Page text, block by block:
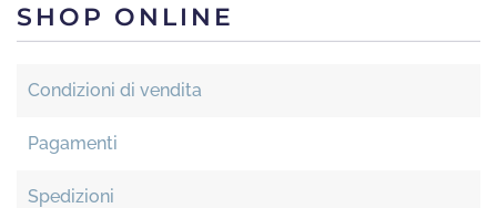
SHOP ONLINE
Condizioni di vendita
Pagamenti
Spedizioni